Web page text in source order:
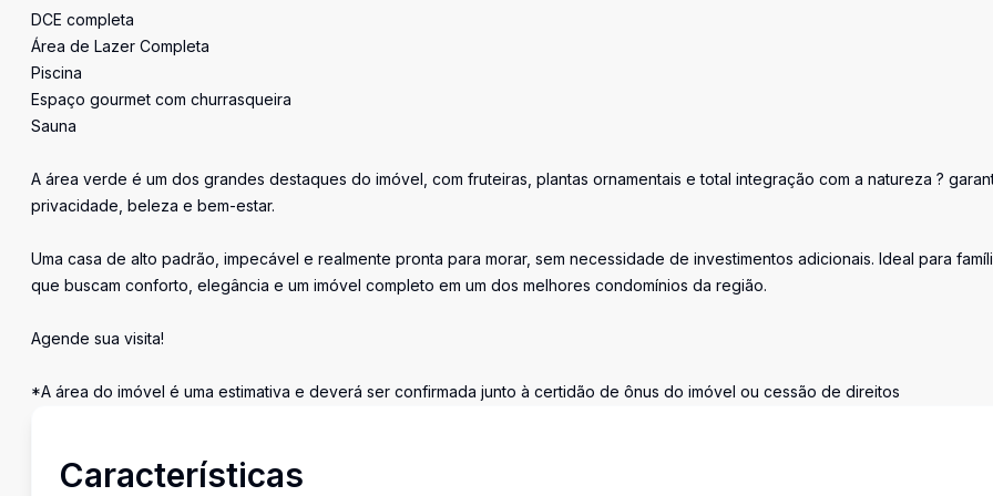
DCE completa
Área de Lazer Completa
Piscina
Espaço gourmet com churrasqueira
Sauna
A área verde é um dos grandes destaques do imóvel, com fruteiras, plantas ornamentais e total integração com a natureza ?
privacidade, beleza e bem-estar.
Uma casa de alto padrão, impecável e realmente pronta para morar, sem necessidade de investimentos adicionais. Ideal para
que buscam conforto, elegância e um imóvel completo em um dos melhores condomínios da região.
Agende sua visita!
*A área do imóvel é uma estimativa e deverá ser confirmada junto à certidão de ônus do imóvel ou cessão de direitos
Características